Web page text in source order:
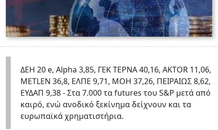
ΔΕΗ 20 e, Alpha 3,85, ΓΕΚ ΤΕΡΝΑ 40,16, AKTOR 11,06,
METLEN 36,8, EΛΠΕ 9,71, ΜΟΗ 37,26, ΠΕΙΡΑΙΩΣ 8,62,
ΕΥΔΑΠ 9,38 - Στα 7.000 τα futures του S&P μετά από
καιρό, ενώ ανοδικό ξεκίνημα δείχνουν και τα
ευρωπαϊκά χρηματιστήρια.